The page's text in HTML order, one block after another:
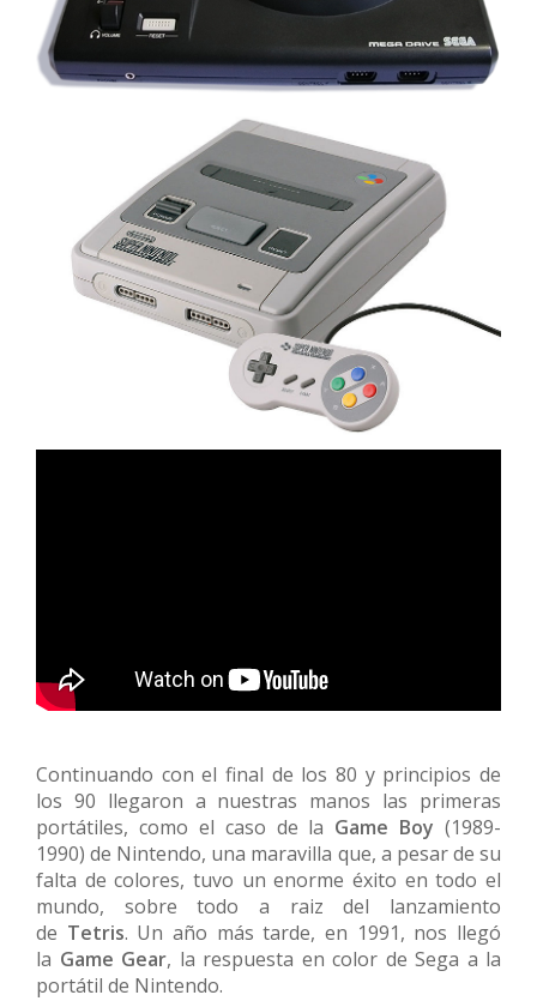
Continuando con el final de los 80 y principios de
los 90 llegaron a nuestras manos las primeras
portátiles, como el caso de la Game Boy (1989-
1990) de Nintendo, una maravilla que, a pesar de su
falta de colores, tuvo un enorme éxito en todo el
mundo, sobre todo a raiz del lanzamiento
de Tetris. Un año más tarde, en 1991, nos llegó
la Game Gear, la respuesta en color de Sega a la
portátil de Nintendo.